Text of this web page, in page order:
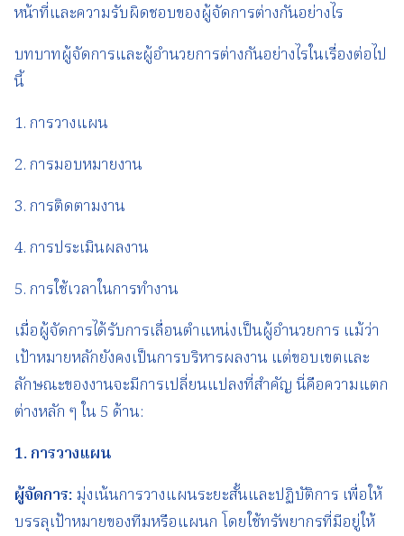
หน้าที่และความรับผิดชอบของผู้จัดการต่างกันอย่างไร
บทบาทผู้จัดการและผู้อำนวยการต่างกันอย่างไรในเรื่องต่อไป
นี้
1. การวางแผน
2. การมอบหมายงาน
3. การติดตามงาน
4. การประเมินผลงาน
5. การใช้เวลาในการทำงาน
เมื่อผู้จัดการได้รับการเลื่อนตำแหน่งเป็นผู้อำนวยการ แม้ว่า
เป้าหมายหลักยังคงเป็นการบริหารผลงาน แต่ขอบเขตและ
ลักษณะของงานจะมีการเปลี่ยนแปลงที่สำคัญ นี่คือความแตก
ต่างหลัก ๆ ใน 5 ด้าน:
1.การวางแผน
ผู้จัดการ: มุ่งเน้นการวางแผนระยะสั้นและปฏิบัติการ เพื่อให้
บรรลุเป้าหมายของทีมหรือแผนก โดยใช้ทรัพยากรที่มีอยู่ให้